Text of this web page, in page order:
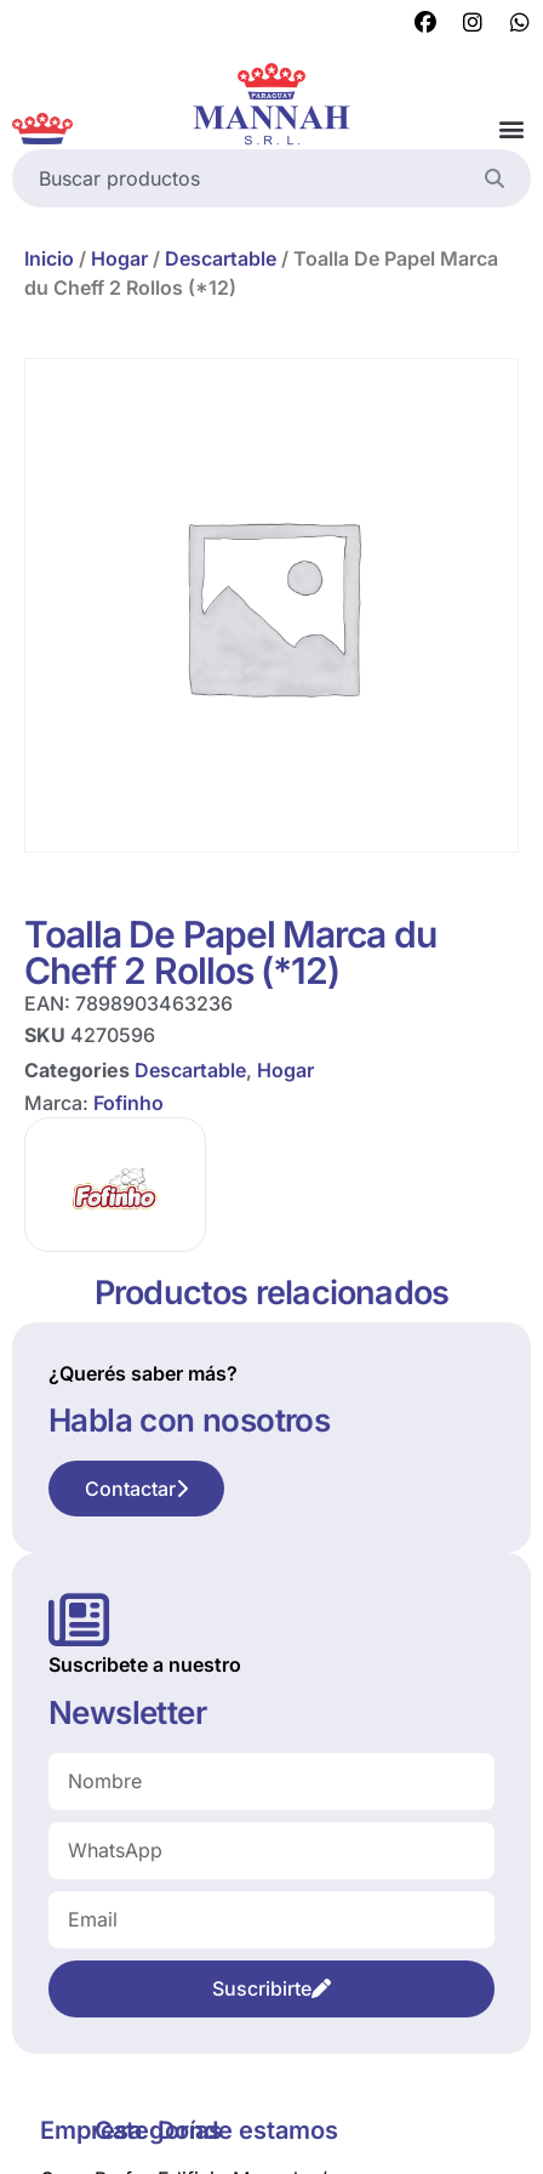
Inicio / Hogar / Descartable / Toalla De Papel Marca
du Cheff 2 Rollos (*12)
Toalla De Papel Marca du
Cheff 2 Rollos (*12)
EAN: 7898903463236
SKU 4270596
Categories Descartable, Hogar
Marca: Fofinho
Productos relacionados
¿Querés saber más?
Habla con nosotros
Contactar
Suscribete a nuestro
Newsletter
Suscribirte
EmpresaCategoríasDonde estamos